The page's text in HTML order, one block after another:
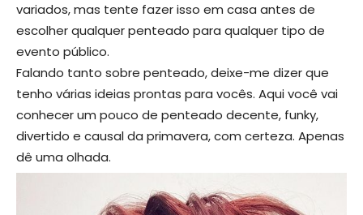
variados, mas tente fazer isso em casa antes de
escolher qualquer penteado para qualquer tipo de
evento público.
Falando tanto sobre penteado, deixe-me dizer que
tenho várias ideias prontas para vocês. Aqui você vai
conhecer um pouco de penteado decente, funky,
divertido e causal da primavera, com certeza. Apenas
dê uma olhada.